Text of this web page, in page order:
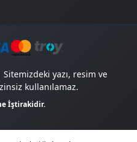
yazı, resim ve
kullanılamaz.
İştirakidir.